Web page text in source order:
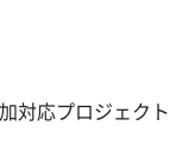
対応プロジェクト